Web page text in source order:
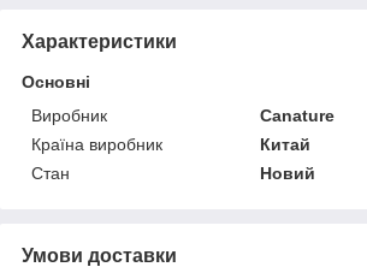
Характеристики
Основні
Виробник
Canature
Країна виробник
Китай
Стан
Новий
Умови доставки